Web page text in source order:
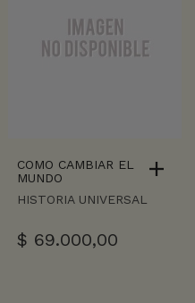
COMO CAMBIAR EL
MUNDO
HISTORIA UNIVERSAL
$ 69.000,00